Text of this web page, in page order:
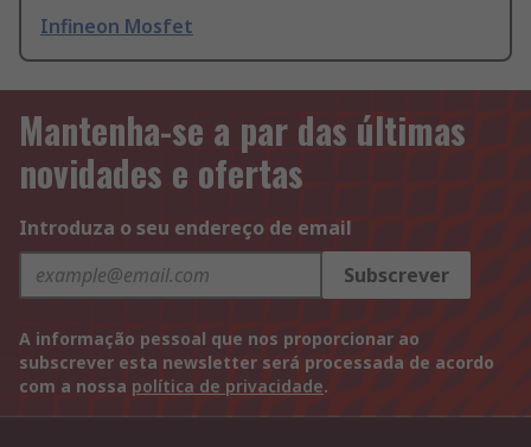
Infineon Mosfet
Mantenha-se a par das últimas
novidades e ofertas
Introduza o seu endereço de email
Subscrever
A informação pessoal que nos proporcionar ao
subscrever esta newsletter será processada de acordo
com a nossa política de privacidade.